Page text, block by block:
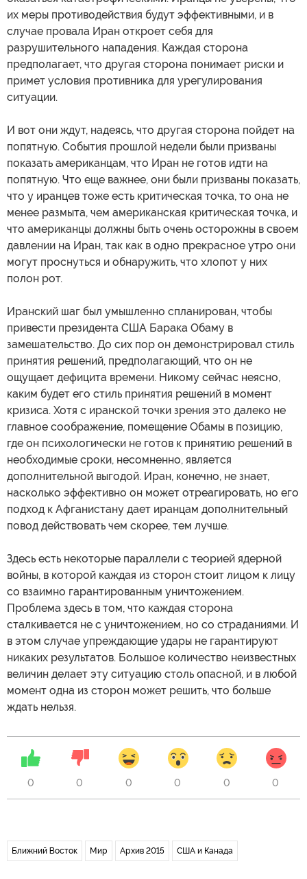
их меры противодействия будут эффективными, и в
случае провала Иран откроет себя для
разрушительного нападения. Каждая сторона
предполагает, что другая сторона понимает риски и
примет условия противника для урегулирования
ситуации.
И вот они ждут, надеясь, что другая сторона пойдет на
попятную. События прошлой недели были призваны
показать американцам, что Иран не готов идти на
попятную. Что еще важнее, они были призваны показать,
что у иранцев тоже есть критическая точка, то она не
менее размыта, чем американская критическая точка, и
что американцы должны быть очень осторожны в своем
давлении на Иран, так как в одно прекрасное утро они
могут проснуться и обнаружить, что хлопот у них
полон рот.
Иранский шаг был умышленно спланирован, чтобы
привести президента США Барака Обаму в
замешательство. До сих пор он демонстрировал стиль
принятия решений, предполагающий, что он не
ощущает дефицита времени. Никому сейчас неясно,
каким будет его стиль принятия решений в момент
кризиса. Хотя с иранской точки зрения это далеко не
главное соображение, помещение Обамы в позицию,
где он психологически не готов к принятию решений в
необходимые сроки, несомненно, является
дополнительной выгодой. Иран, конечно, не знает,
насколько эффективно он может отреагировать, но его
подход к Афганистану дает иранцам дополнительный
повод действовать чем скорее, тем лучше.
Здесь есть некоторые параллели с теорией ядерной
войны, в которой каждая из сторон стоит лицом к лицу
со взаимно гарантированным уничтожением.
Проблема здесь в том, что каждая сторона
сталкивается не с уничтожением, но со страданиями. И
в этом случае упреждающие удары не гарантируют
никаких результатов. Большое количество неизвестных
величин делает эту ситуацию столь опасной, и в любой
момент одна из сторон может решить, что больше
ждать нельзя.
0 0 0 0 0 0
Ближний Восток Мир Архив 2015 США и Канада